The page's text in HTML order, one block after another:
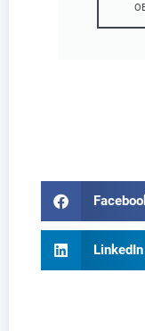
LinkedIn